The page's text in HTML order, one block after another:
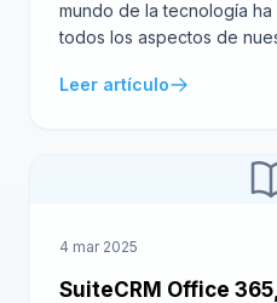
mundo de la tecnología
todos los aspectos de
trabajamos y colaboramos.
implicados ahora tienen a
Leer artículo
4 mar 2025
SuiteCRM Office